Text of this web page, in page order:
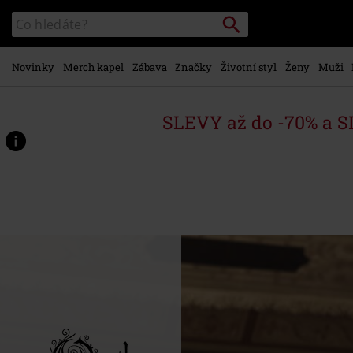
hlavnímu
obsahu
Katalog
vyhledávání
Vyhledávání
Novinky Merch kapel Zábava Značky Životní styl Ženy Muži
SLEVY až do -70% a